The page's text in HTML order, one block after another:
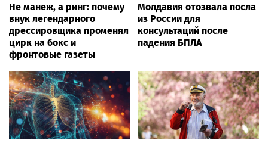
Не манеж, а ринг: почему
внук легендарного
дрессировщика променял
цирк на бокс и
фронтовые газеты
Молдавия отозвала посла
из России для
консультаций после
падения БПЛА